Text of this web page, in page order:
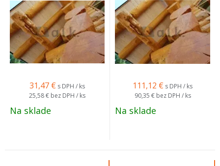
31,47 € s DPH / ks
25,58 € bez DPH / ks
Na sklade
111,12 € s DPH / ks
90,35 € bez DPH / ks
Na sklade